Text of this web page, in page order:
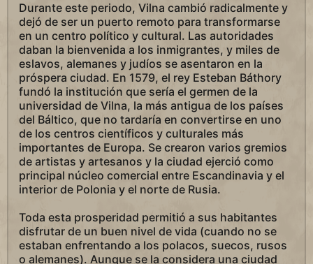
Durante este periodo, Vilna cambió radicalmente y
dejó de ser un puerto remoto para transformarse
en un centro político y cultural. Las autoridades
daban la bienvenida a los inmigrantes, y miles de
eslavos, alemanes y judíos se asentaron en la
próspera ciudad. En 1579, el rey Esteban Báthory
fundó la institución que sería el germen de la
universidad de Vilna, la más antigua de los países
del Báltico, que no tardaría en convertirse en uno
de los centros científicos y culturales más
importantes de Europa. Se crearon varios gremios
de artistas y artesanos y la ciudad ejerció como
principal núcleo comercial entre Escandinavia y el
interior de Polonia y el norte de Rusia.
Toda esta prosperidad permitió a sus habitantes
disfrutar de un buen nivel de vida (cuando no se
estaban enfrentando a los polacos, suecos, rusos
o alemanes). Aunque se la considera una ciudad